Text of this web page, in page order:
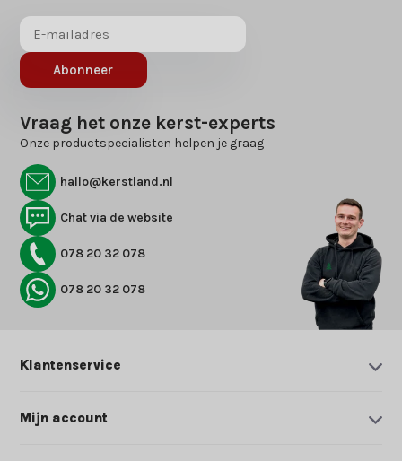
Abonneer
Vraag het onze kerst-experts
Onze productspecialisten helpen je graag
hallo@kerstland.nl
Chat via de website
078 20 32 078
078 20 32 078
Klantenservice
Mijn account